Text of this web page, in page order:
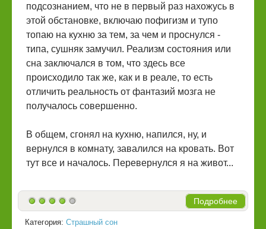
подсознанием, что не в первый раз нахожусь в
этой обстановке, включаю пофигизм и тупо
топаю на кухню за тем, за чем и проснулся -
типа, сушняк замучил. Реализм состояния или
сна заключался в том, что здесь все
происходило так же, как и в реале, то есть
отличить реальность от фантазий мозга не
получалось совершенно.
В общем, сгонял на кухню, напился, ну, и
вернулся в комнату, завалился на кровать. Вот
тут все и началось. Перевернулся я на живот...
Подробнее
Категория: Страшный сон